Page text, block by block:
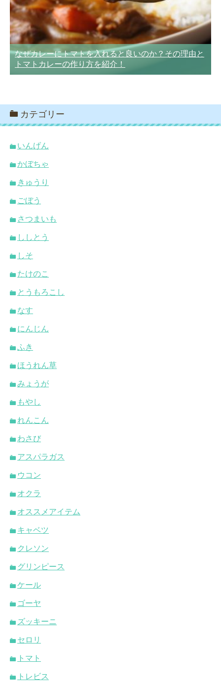
なぜカレーにトマトを入れると良いのか？その理由と
トマトカレーの作り方を紹介！
カテゴリー
いんげん
かぼちゃ
きゅうり
ごぼう
さつまいも
ししとう
しそ
たけのこ
とうもろこし
なす
にんじん
ふき
ほうれん草
みょうが
もやし
れんこん
わさび
アスパラガス
ウコン
オクラ
オススメアイテム
キャベツ
クレソン
グリンピース
ケール
ゴーヤ
ズッキーニ
セロリ
トマト
トレビス